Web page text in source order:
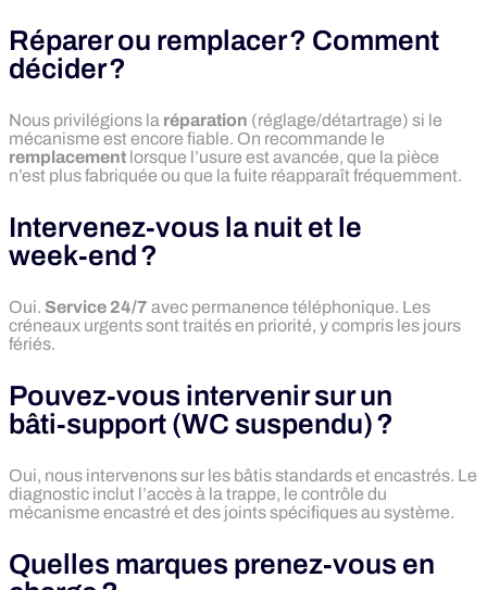
Réparer ou remplacer ? Comment
décider ?
Nous privilégions la réparation (réglage/détartrage) si le
mécanisme est encore fiable. On recommande le
remplacement lorsque l’usure est avancée, que la pièce
n’est plus fabriquée ou que la fuite réapparaît fréquemment.
Intervenez‑vous la nuit et le
week‑end ?
Oui. Service 24/7 avec permanence téléphonique. Les
créneaux urgents sont traités en priorité, y compris les jours
fériés.
Pouvez‑vous intervenir sur un
bâti‑support (WC suspendu) ?
Oui, nous intervenons sur les bâtis standards et encastrés. Le
diagnostic inclut l’accès à la trappe, le contrôle du
mécanisme encastré et des joints spécifiques au système.
Quelles marques prenez‑vous en